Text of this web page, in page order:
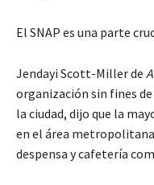
El SNAP es una parte
Jendayi Scott-Miller de
organización sin fines
la ciudad, dijo que la
en el área
despensa y cafetería